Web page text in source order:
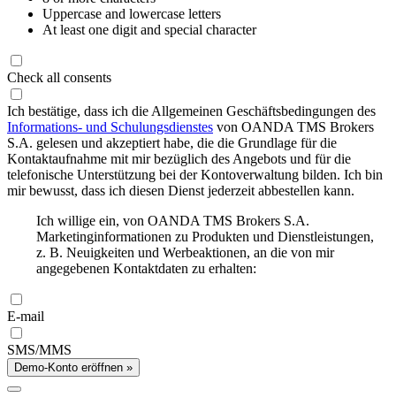
Uppercase and lowercase letters
At least one digit and special character
Check all consents
Ich bestätige, dass ich die Allgemeinen Geschäftsbedingungen des
Informations- und Schulungsdienstes von OANDA TMS Brokers
S.A. gelesen und akzeptiert habe, die die Grundlage für die
Kontaktaufnahme mit mir bezüglich des Angebots und für die
telefonische Unterstützung bei der Kontoverwaltung bilden. Ich bin
mir bewusst, dass ich diesen Dienst jederzeit abbestellen kann.
Ich willige ein, von OANDA TMS Brokers S.A.
Marketinginformationen zu Produkten und Dienstleistungen,
z. B. Neuigkeiten und Werbeaktionen, an die von mir
angegebenen Kontaktdaten zu erhalten:
E-mail
SMS/MMS
Demo-Konto eröffnen »